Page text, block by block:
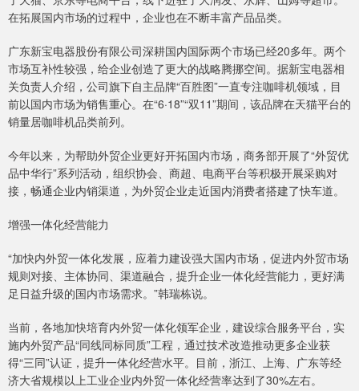
在拓展国内市场的过程中，企业也在不断丰富产品品类。
广东新宝电器股份有限公司深耕国内国际两个市场已经20多年。两个
市场互补性较强，给企业创造了更大的战略腾挪空间。据新宝电器相
关负责人介绍，公司旗下自主品牌“百胜图”一直专注咖啡机领域，目
前以国内市场为销售重心。在“6·18”“双11”期间，该品牌在天猫平台的
销量居咖啡机品类前列。
今年以来，为帮助外贸企业更好开拓国内市场，商务部开展了“外贸优
品中华行”系列活动，组织协会、商超、电商平台等积极开展采购对
接，畅通企业内销渠道，为外贸企业走近国内消费者搭建了快车道。
增强一体化经营能力
“加快内外贸一体化发展，应着力建设强大国内市场，促进内外贸市场
规则对接、主体协同、渠道融合，提升企业一体化经营能力，更好满
足日益升级的国内市场需求。”韩瑞栋说。
当前，各地加快培育内外贸一体化领军企业，建设综合服务平台，实
施内外贸产品“同线同标同质”工程，通过技术改造推动更多企业获
得“三同”认证，提升一体化经营水平。目前，浙江、上海、广东等经
济大省规模以上工业企业内外贸一体化经营率达到了30%左右。